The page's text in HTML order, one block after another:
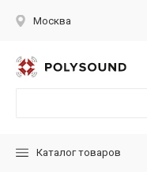
Москва
Каталог товаров